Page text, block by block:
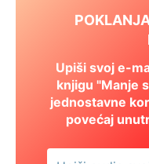
Upiši svoj e-
knjigu "Manje
jednostavne
povećaj